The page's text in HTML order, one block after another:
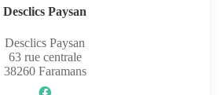
Desclics Paysan
Desclics Paysan
63 rue centrale
38260Faramans